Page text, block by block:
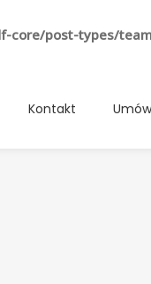
core/post-types/
Kontakt